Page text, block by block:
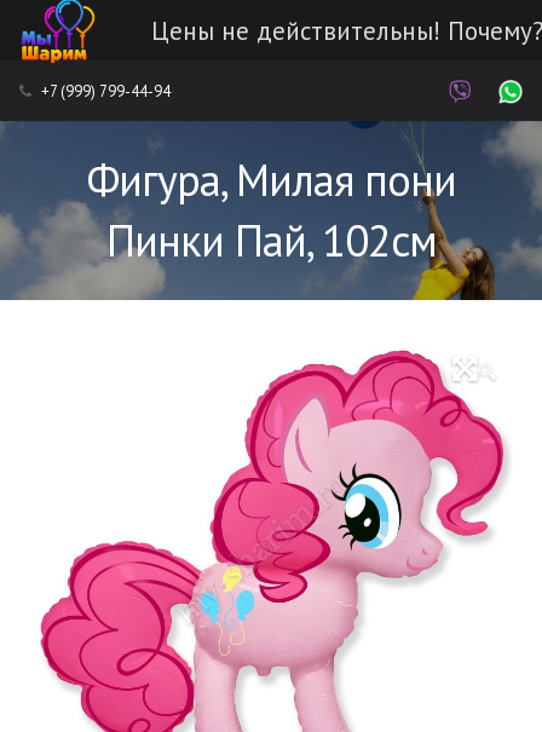
Цены не действительны!
Каталог
Услуги
Доставка и оплата
+7 (999) 799-44-94
Фигура, Милая пони
Пинки Пай, 102см
🔍